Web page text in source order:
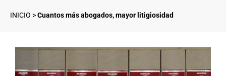
INICIO >Cuantos más abogados, mayor litigiosidad